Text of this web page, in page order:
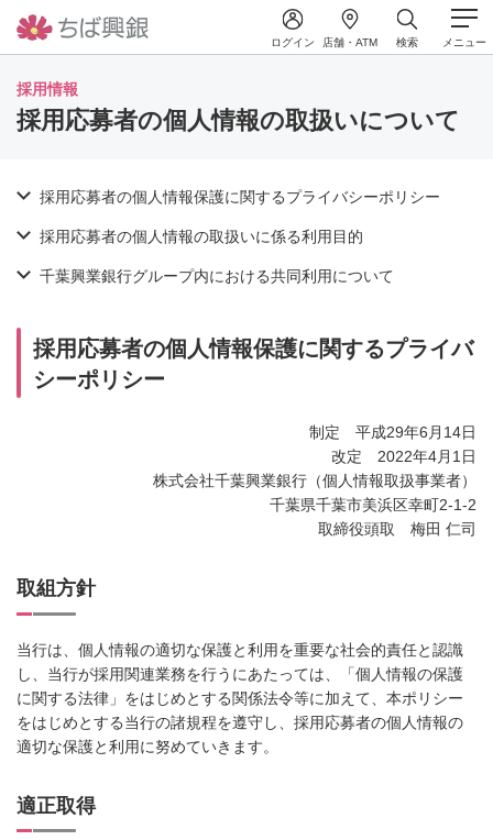
ログイン 店舗・ATM 検索 メニュー
採用情報
採用応募者の個人情報の取扱いについて
採用応募者の個人情報保護に関するプライバシーポリシー
採用応募者の個人情報の取扱いに係る利用目的
千葉興業銀行グループ内における共同利用について
採用応募者の個人情報保護に関するプライバ
シーポリシー
制定 平成29年6月14日
改定 2022年4月1日
株式会社千葉興業銀行（個人情報取扱事業者）
千葉県千葉市美浜区幸町2-1-2
取締役頭取 梅田 仁司
取組方針
当行は、個人情報の適切な保護と利用を重要な社会的責任と認識
し、当行が採用関連業務を行うにあたっては、「個人情報の保護
に関する法律」をはじめとする関係法令等に加えて、本ポリシー
をはじめとする当行の諸規程を遵守し、採用応募者の個人情報の
適切な保護と利用に努めていきます。
適正取得